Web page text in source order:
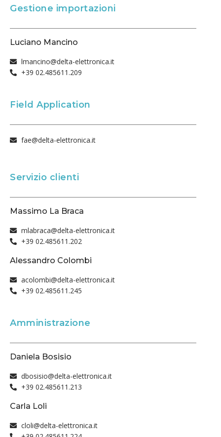
Gestione importazioni
Luciano Mancino
lmancino@delta-elettronica.it
+39 02.485611.209
Field Application
fae@delta-elettronica.it
Servizio clienti
Massimo La Braca
mlabraca@delta-elettronica.it
+39 02.485611.202
Alessandro Colombi
acolombi@delta-elettronica.it
+39 02.485611.245
Amministrazione
Daniela Bosisio
dbosisio@delta-elettronica.it
+39 02.485611.213
Carla Loli
cloli@delta-elettronica.it